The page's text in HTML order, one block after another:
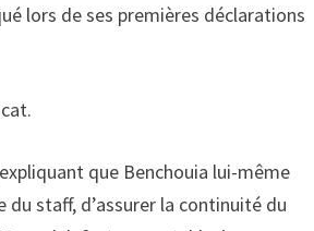
lors de ses premières déclarations
que Benchouia lui-même
du staff, d’assurer la continuité du